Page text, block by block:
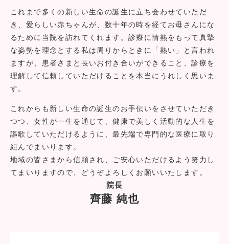
これまで多くの新しい生命の誕生に立ち会わせていただ
き、愛らしい赤ちゃんが、数十年の時を経てお母さんにな
るために当院を訪れてくれます。診療に情熱をもって真摯
な姿勢を理念とする私は周りからときに「熱い」と言われ
ますが、患者さまと長いお付き合いができること、診療を
理解して信頼していただけることを本当にうれしく思いま
す。
これからも新しい生命の誕生のお手伝いをさせていただき
つつ、女性が一生を通じて、健康で美しく活動的な人生を
謳歌していただけるように、最先端で専門的な医療に取り
組んでまいります。
地域の皆さまから信頼され、ご安心いただけるよう努力し
てまいりますので、どうぞよろしくお願いいたします。
院長
齊藤 純也